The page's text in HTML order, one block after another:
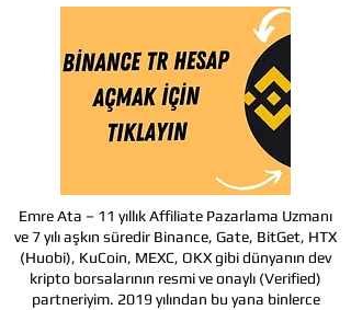
Emre Ata – 11 yıllık Affiliate Pazarlama Uzmanı
ve 7 yılı aşkın süredir Binance, Gate, BitGet, HTX
(Huobi), KuCoin, MEXC, OKX gibi dünyanın dev
kripto borsalarının resmi ve onaylı (Verified)
partneriyim. 2019 yılından bu yana binlerce